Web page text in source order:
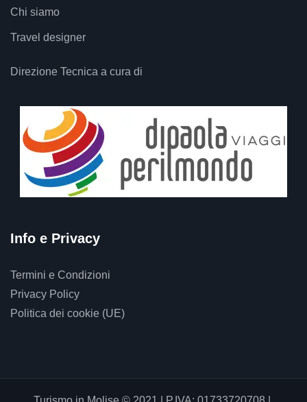
Chi siamo
Travel designer
Direzione Tecnica a cura di
Info e Privacy
Termini e Condizioni
Privacy Policy
Politica dei cookie (UE)